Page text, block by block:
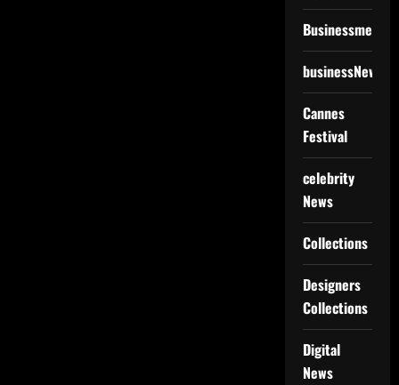
Businessmen
businessNews
Cannes
Festival
celebrity
News
Collections
Designers
Collections
Digital
News